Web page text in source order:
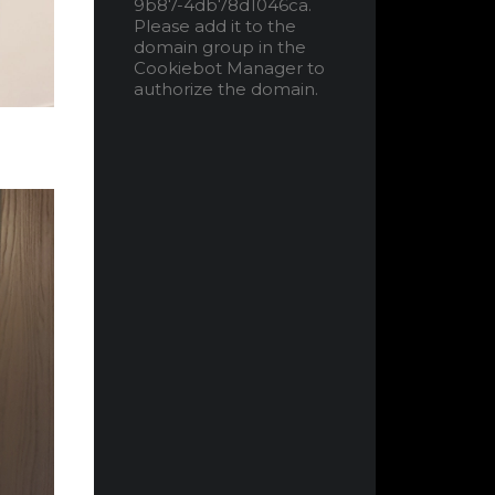
9b87-4db78d1046ca.
Please add it to the
domain group in the
Cookiebot Manager to
authorize the domain.